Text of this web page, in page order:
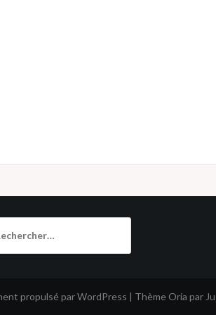
propulsé par WordPress | Thème Oria par